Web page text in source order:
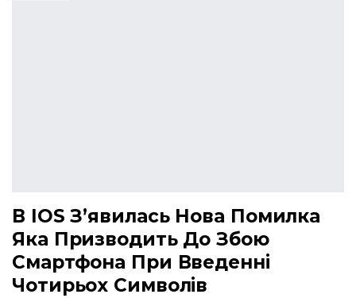
В IOS З’явилась Нова Помилка
Яка Призводить До Збою
Смартфона При Введенні
Чотирьох Символів